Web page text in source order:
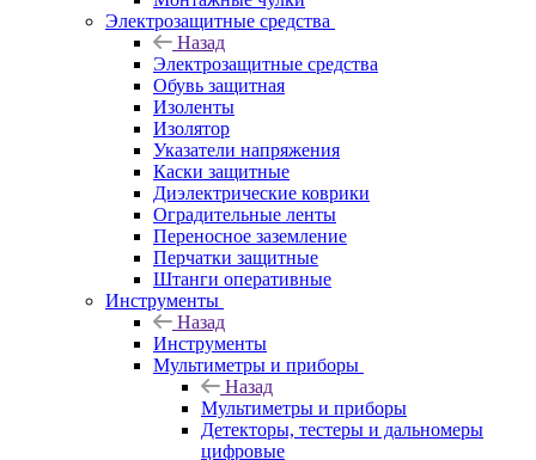
Электрозащитные средства
Назад
Электрозащитные средства
Обувь защитная
Изоленты
Изолятор
Указатели напряжения
Каски защитные
Диэлектрические коврики
Оградительные ленты
Переносное заземление
Перчатки защитные
Штанги оперативные
Инструменты
Назад
Инструменты
Мультиметры и приборы
Назад
Мультиметры и приборы
Детекторы, тестеры и дальномеры
цифровые